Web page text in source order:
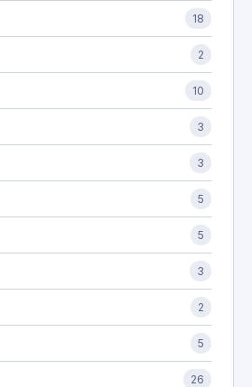
18
2
10
3
3
5
5
3
2
5
26